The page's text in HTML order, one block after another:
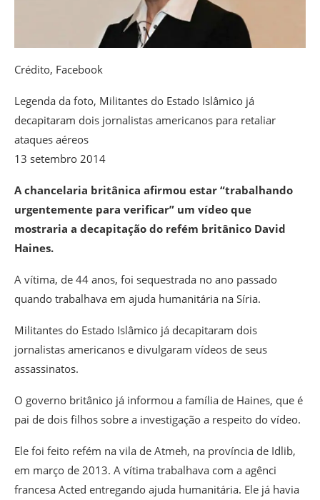
Crédito, Facebook
Legenda da foto, Militantes do Estado Islâmico já
decapitaram dois jornalistas americanos para retaliar
ataques aéreos
13 setembro 2014
A chancelaria britânica afirmou estar “trabalhando
urgentemente para verificar” um vídeo que
mostraria a decapitação do refém britânico David
Haines.
A vítima, de 44 anos, foi sequestrada no ano passado
quando trabalhava em ajuda humanitária na Síria.
Militantes do Estado Islâmico já decapitaram dois
jornalistas americanos e divulgaram vídeos de seus
assassinatos.
O governo britânico já informou a família de Haines, que é
pai de dois filhos sobre a investigação a respeito do vídeo.
Ele foi feito refém na vila de Atmeh, na província de Idlib,
em março de 2013. A vítima trabalhava com a agênci
francesa Acted entregando ajuda humanitária. Ele já havia